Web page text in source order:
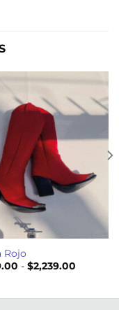
Rojo
- $2,239.00Rango